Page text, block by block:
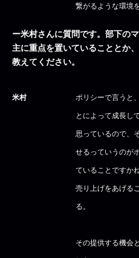
繋がるような環境
ー米村さんに質問です。部下の
主に重点を置いていることとか
教えてください。
米村 ポリシーで言うと
とによって成長し
思っているので、
せるっていうのが
ていることですかね
売り上げをあげる
る。
その提供する機会